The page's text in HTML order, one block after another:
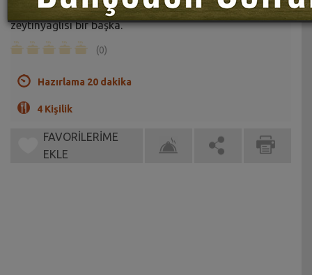
Ben kuşkonmazın her halini çok severim ama
zeytinyağlısı bir başka.
(0)
Hazırlama 20 dakika
4 Kişilik
FAVORİLERİME
EKLE